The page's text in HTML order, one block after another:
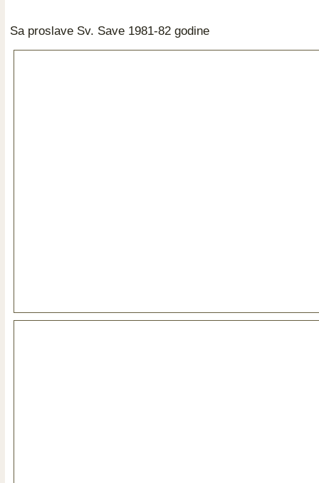
Sa proslave Sv. Save 1981-82 godine